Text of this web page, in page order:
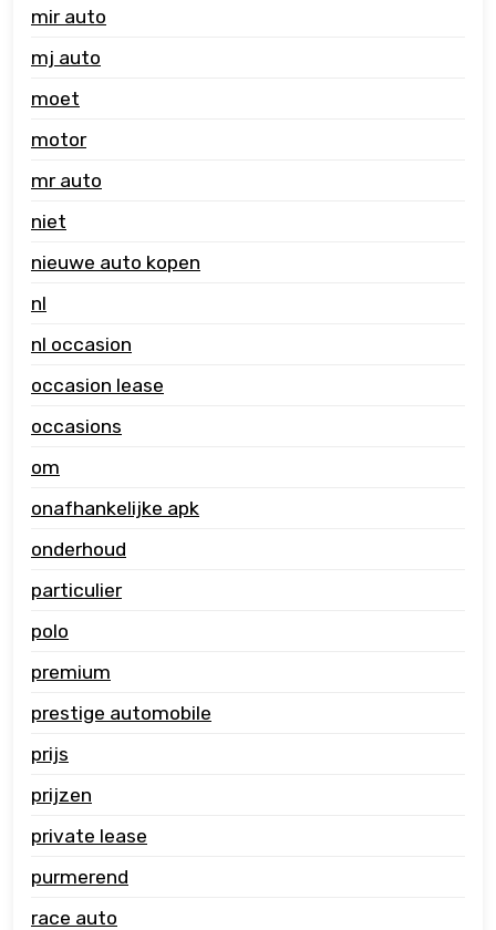
mir auto
mj auto
moet
motor
mr auto
niet
nieuwe auto kopen
nl
nl occasion
occasion lease
occasions
om
onafhankelijke apk
onderhoud
particulier
polo
premium
prestige automobile
prijs
prijzen
private lease
purmerend
race auto